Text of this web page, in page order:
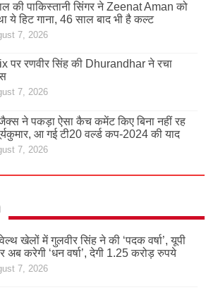
की पाकिस्तानी सिंगर ने Zeenat Aman को
ये हिट गाना, 46 साल बाद भी है कल्ट
7, 2026
पर रणवीर सिंह की Dhurandhar ने रचा
7, 2026
ने पकड़ा ऐसा कैच कमेंट किए बिना नहीं रह
आ गई टी20 वर्ल्ड कप-2024 की याद
7, 2026
खेलों में गुलवीर सिंह ने की ‘पदक वर्षा’, यूपी
अब करेगी ‘धन वर्षा’, देगी 1.25 करोड़ रुपये
7, 2026